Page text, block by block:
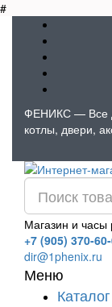
#
ФЕНИКС — Все
котлы, двери,
Магазин и часы
+7 (905) 370-
dir@1phenix.ru
Меню
Каталог